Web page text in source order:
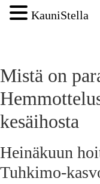
Mistä on
kesäihosta
Heinäkuun
Tuhkimo-
KauniStella